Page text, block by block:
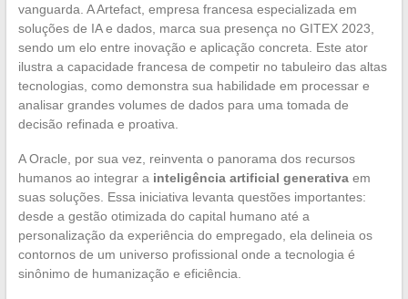
vanguarda. A Artefact, empresa francesa especializada em
soluções de IA e dados, marca sua presença no GITEX 2023,
sendo um elo entre inovação e aplicação concreta. Este ator
ilustra a capacidade francesa de competir no tabuleiro das altas
tecnologias, como demonstra sua habilidade em processar e
analisar grandes volumes de dados para uma tomada de
decisão refinada e proativa.
A Oracle, por sua vez, reinventa o panorama dos recursos
humanos ao integrar a inteligência artificial generativaem
suas soluções. Essa iniciativa levanta questões importantes:
desde a gestão otimizada do capital humano até a
personalização da experiência do empregado, ela delineia os
contornos de um universo profissional onde a tecnologia é
sinônimo de humanização e eficiência.